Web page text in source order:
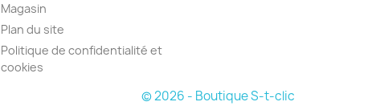
Magasin
Plan du site
Politique de confidentialité et
cookies
© 2026 - Boutique S-t-clic